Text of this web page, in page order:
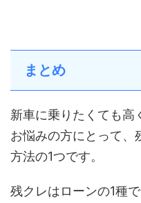
まとめ
新車に乗りたくても高
お悩みの方にとって、
方法の1つです。
残クレはローンの1種